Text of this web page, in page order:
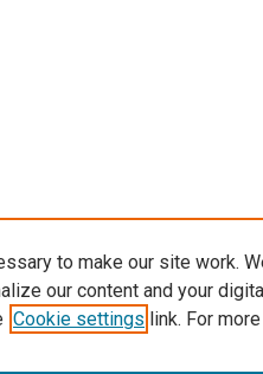
to make our site work.
our content and your
Cookie settings link. For